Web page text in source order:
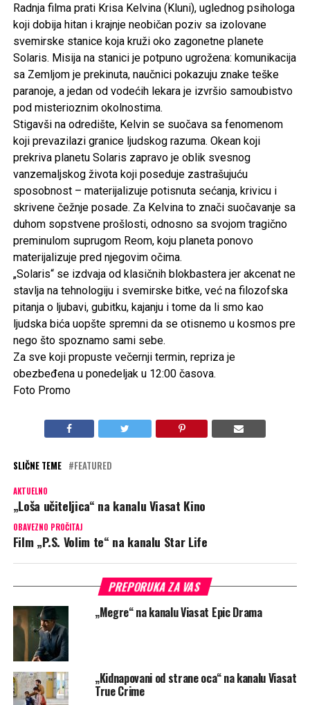
Radnja filma prati Krisa Kelvina (Kluni), uglednog psihologa
koji dobija hitan i krajnje neobičan poziv sa izolovane
svemirske stanice koja kruži oko zagonetne planete
Solaris. Misija na stanici je potpuno ugrožena: komunikacija
sa Zemljom je prekinuta, naučnici pokazuju znake teške
paranoje, a jedan od vodećih lekara je izvršio samoubistvo
pod misterioznim okolnostima.
Stigavši na odredište, Kelvin se suočava sa fenomenom
koji prevazilazi granice ljudskog razuma. Okean koji
prekriva planetu Solaris zapravo je oblik svesnog
vanzemaljskog života koji poseduje zastrašujuću
sposobnost – materijalizuje potisnuta sećanja, krivicu i
skrivene čežnje posade. Za Kelvina to znači suočavanje sa
duhom sopstvene prošlosti, odnosno sa svojom tragično
preminulom suprugom Reom, koju planeta ponovo
materijalizuje pred njegovim očima.
„Solaris“ se izdvaja od klasičnih blokbastera jer akcenat ne
stavlja na tehnologiju i svemirske bitke, već na filozofska
pitanja o ljubavi, gubitku, kajanju i tome da li smo kao
ljudska bića uopšte spremni da se otisnemo u kosmos pre
nego što spoznamo sami sebe.
Za sve koji propuste večernji termin, repriza je
obezbeđena u ponedeljak u 12:00 časova.
Foto Promo
SLIČNE TEME FEATURED
AKTUELNO
„Loša učiteljica“ na kanalu Viasat Kino
OBAVEZNO PROČITAJ
Film „P.S. Volim te“ na kanalu Star Life
PREPORUKA ZA VAS
„Megre“ na kanalu Viasat Epic Drama
„Kidnapovani od strane oca“ na kanalu Viasat
True Crime